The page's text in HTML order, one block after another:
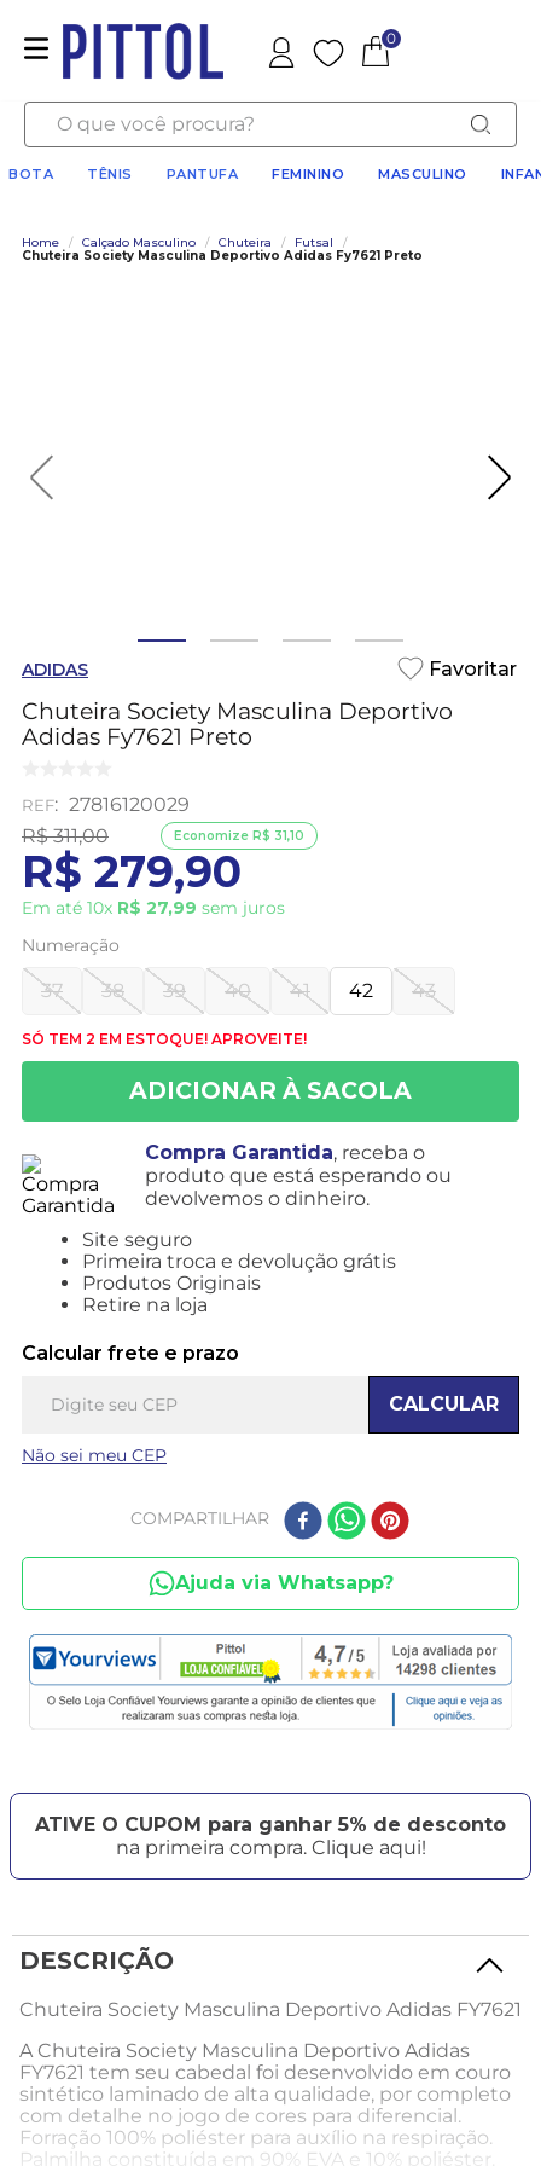
Favoritos
0
O que você procura?
BOTA TÊNIS PANTUFA FEMININO MASCULINO
Home / Calçado Masculino / Chuteira / Futsal
/
Chuteira Society Masculina Deportivo Adidas Fy7621 Preto
ADIDAS
Chuteira Society Masculina Deportivo
Adidas Fy7621 Preto
: 27816120029
R$ 311,00
R$ 279,90
Em até 10x R$ 27,99 sem juros
Economize R$ 31,10
Numeração
37 38 39 40 41 42 43
SÓ TEM 2 EM ESTOQUE! APROVEITE!
Compra Garantida, receba o
produto que está esperando ou
devolvemos o dinheiro.
Site seguro
Primeira troca e devolução grátis
Produtos Originais
Retire na loja
Calcular frete e prazo
CALCULAR
Não sei meu CEP
COMPARTILHAR
Ajuda via Whatsapp?
ATIVE O CUPOM para ganhar 5% de desconto
na primeira compra. Clique aqui!
DESCRIÇÃO
Chuteira Society Masculina Deportivo Adidas FY7621
A Chuteira Society Masculina Deportivo Adidas
FY7621 tem seu cabedal foi desenvolvido em couro
sintético laminado de alta qualidade, por completo
com detalhe no jogo de cores para diferencial.
Forração 100% poliéster para auxílio na respiração.
Palmilha constituída em 90% EVA e 10% poliéster.